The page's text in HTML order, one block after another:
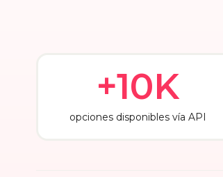
+10K
opciones disponibles vía API